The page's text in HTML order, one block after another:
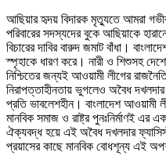
আছিয়ার হৃদয় বিদারক মৃত্যুতে আমরা
পরিবারের সদস্যদের বুকে আছিয়াকে
বিচারের দাবির বারুদ জমাট বাঁধা।
স্পৃহাকে ধারণ করে। নারী ও শিশুসহ
নিশ্চিতের জন্যই আওয়ামী লীগের
নিরাপত্তাহীনতায় ভুগলেও অবৈধ দখলদার
প্রতি ভাবলেশহীন। বাংলাদেশ আওয়ামী
মানবিক সমাজ ও রাষ্ট্র পুনঃনির্মাণই
ঐক্যবদ্ধ হয়ে এই অবৈধ দখলদার
প্রয়াসের কাছে মানবিক বোধশূন্য এই